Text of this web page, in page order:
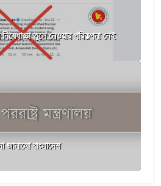
তুলে নেওয়ার পরিকল্পনা নেই
জানালো বাংলাদেশ